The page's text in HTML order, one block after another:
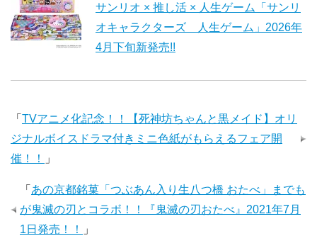
サンリオ × 推し活 × 人生ゲーム「サンリ
オキャラクターズ 人生ゲーム」2026年
4月下旬新発売!!
「 TVアニメ化記念！！【死神坊ちゃんと黒メイド】オリ
ジナルボイスドラマ付きミニ色紙がもらえるフェア開
催！！
」
「 あの京都銘菓「つぶあん入り生八つ橋 おたべ」までも
が鬼滅の刃とコラボ！！『鬼滅の刃おたべ』2021年7月
1日発売！！
」